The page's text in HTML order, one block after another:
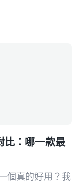
比：哪一款最
個真的好用？我